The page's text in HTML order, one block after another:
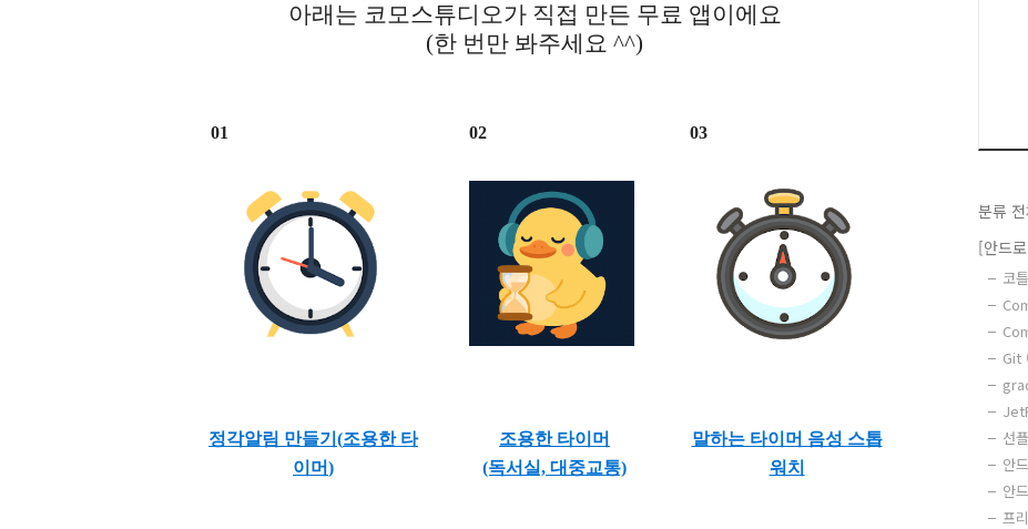
아래는 코모스튜디오가 직접 만든 무료 앱이에요
(한 번만 봐주세요 ^^)
01 02 03
정각알림 만들기(조용한 타
이머)
조용한 타이머
(독서실, 대중교통)
말하는 타이머 음성 스톱
워치
분류
[안드
코
Git
선
안
안
프